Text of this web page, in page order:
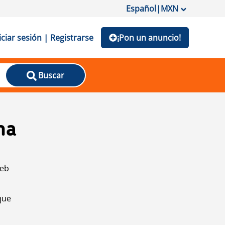
Español|MXN
sesión | Registrarse ¡Pon un anuncio!
Buscar